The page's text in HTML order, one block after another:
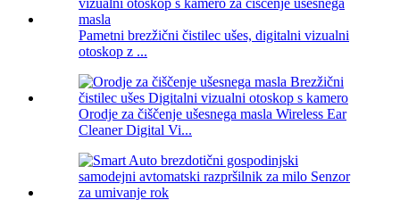
Pametni brezžični čistilec ušes, digitalni vizualni
otoskop z ...
Orodje za čiščenje ušesnega masla Wireless Ear
Cleaner Digital Vi...